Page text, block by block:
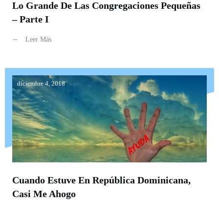
Lo Grande De Las Congregaciones Pequeñas
– Parte I
Leer Más
diciembre 4, 2018
Cuando Estuve En República Dominicana,
Casi Me Ahogo